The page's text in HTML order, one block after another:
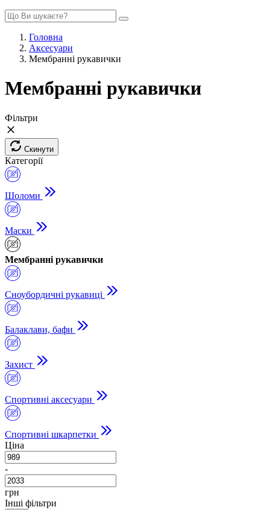
Головна
Аксесуари
Мембранні рукавички
Мембранні рукавички
Фільтри
Скинути
Категорії
Шоломи
Маски
Мембранні рукавички
Сноубордичні рукавиці
Балаклави, бафи
Захист
Спортивні аксесуари
Спортивні шкарпетки
Ціна
-
грн
Інші фільтри